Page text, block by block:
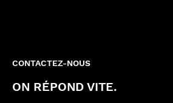
CONTACTEZ-NOUS
ON RÉPOND VITE.